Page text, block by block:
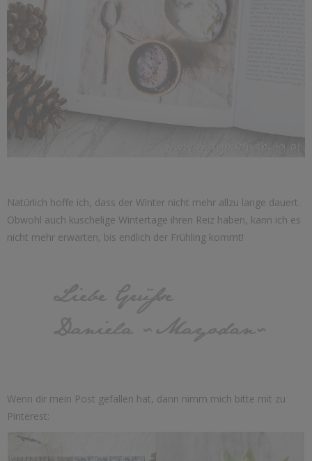
Natürlich hoffe ich, dass der Winter nicht mehr allzu lange dauert.
Obwohl auch kuschelige Wintertage ihren Reiz haben, kann ich es
nicht mehr erwarten, bis endlich der Frühling kommt!
Wenn dir mein Post gefallen hat, dann nimm mich bitte mit zu
Pinterest: